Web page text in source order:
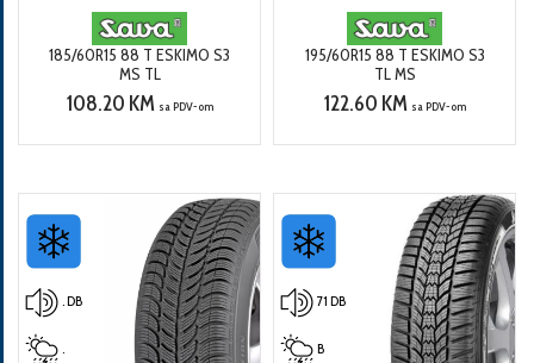
185/60R15 88 T ESKIMO S3
MS TL
108.20 KM sa PDV-om
195/60R15 88 T ESKIMO S3
TL MS
122.60 KM sa PDV-om
. DB 71 DB
B